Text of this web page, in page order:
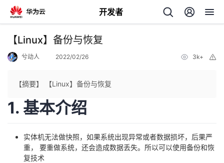
开发者
返
【Linux】备份与恢复
兮动人 2022/02/26 3k+
【摘要】 【Linux】备份与恢复
1. 基本介绍
实体机无法做快照，如果系统出现异常或者数据损坏，后果严
重， 要重做系统，还会造成数据丢失。所以可以使用备份和恢
复技术